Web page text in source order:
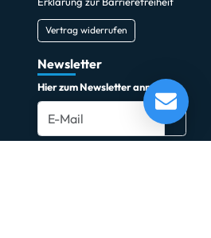
Vertrag widerrufen
Newsletter
Hier zum Newsletter anmelden